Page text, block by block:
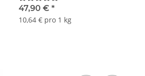
47,90 € *
10,64 € pro 1 kg